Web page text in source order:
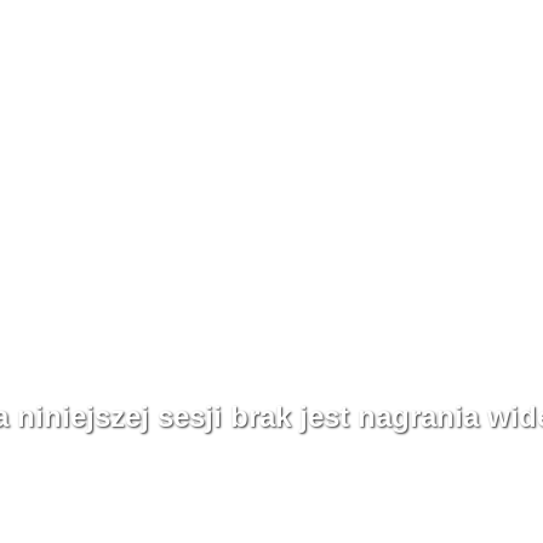
niniejszej sesji brak jest nagrania